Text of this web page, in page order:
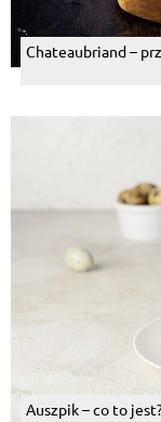
Chateaubriand –
Auszpik – co to